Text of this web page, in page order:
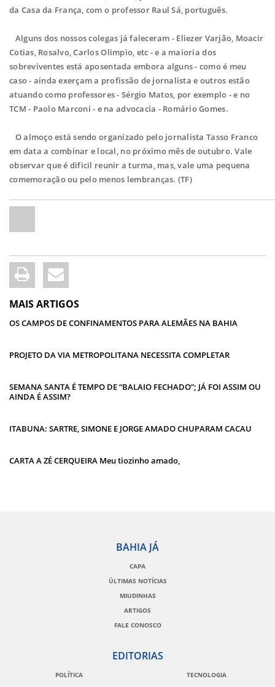
da Casa da França, com o professor Raul Sá, português.
Alguns dos nossos colegas já faleceram - Eliezer Varjão, Moacir
Cotias, Rosalvo, Carlos Olimpio, etc - e a maioria dos
sobreviventes está aposentada embora alguns - como é meu
caso - ainda exerçam a profissão de jornalista e outros estão
atuando como professores - Sérgio Matos, por exemplo - e no
TCM - Paolo Marconi - e na advocacia - Romário Gomes.
O almoço está sendo organizado pelo jornalista Tasso Franco
em data a combinar e local, no próximo mês de outubro. Vale
observar que é dificil reunir a turma, mas, vale uma pequena
comemoração ou pelo menos lembranças. (TF)
MAIS ARTIGOS
OS CAMPOS DE CONFINAMENTOS PARA ALEMÃES NA BAHIA
PROJETO DA VIA METROPOLITANA NECESSITA COMPLETAR
SEMANA SANTA É TEMPO DE “BALAIO FECHADO”; JÁ FOI ASSIM OU
AINDA É ASSIM?
ITABUNA: SARTRE, SIMONE E JORGE AMADO CHUPARAM CACAU
CARTA A ZÉ CERQUEIRA Meu tiozinho amado,
BAHIA JÁ
CAPA
ÚLTIMAS NOTÍCIAS
MIUDINHAS
ARTIGOS
FALE CONOSCO
EDITORIAS
POLÍTICA
TECNOLOGIA